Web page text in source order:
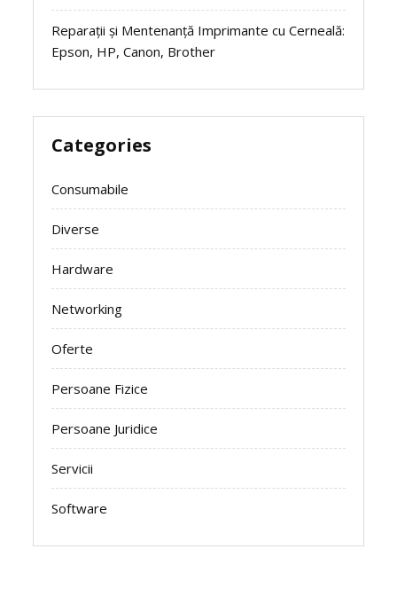
Reparații și Mentenanță Imprimante cu Cerneală:
Epson, HP, Canon, Brother
Categories
Consumabile
Diverse
Hardware
Networking
Oferte
Persoane Fizice
Persoane Juridice
Servicii
Software